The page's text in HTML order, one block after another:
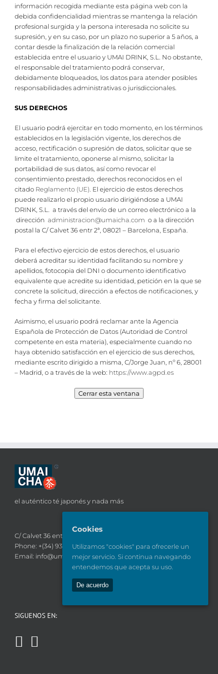
información recogida mediante esta página web con la
debida confidencialidad mientras se mantenga la relación
profesional surgida y la persona interesada no solicite su
supresión, y en su caso, por un plazo no superior a 5 años, a
contar desde la finalización de la relación comercial
establecida entre el usuario y UMAI DRINK, S.L. No obstante,
el responsable del tratamiento podrá conservar,
debidamente bloqueados, los datos para atender posibles
responsabilidades administrativas o jurisdiccionales.
SUS DERECHOS
El usuario podrá ejercitar en todo momento, en los términos
establecidos en la legislación vigente, los derechos de
acceso, rectificación o supresión de datos, solicitar que se
limite el tratamiento, oponerse al mismo, solicitar la
portabilidad de sus datos, así como revocar el
consentimiento prestado, derechos reconocidos en el
citado Reglamento (UE) . El ejercicio de estos derechos
puede realizarlo el propio usuario dirigiéndose a UMAI
DRINK, S.L. a través del envío de un correo electrónico a la
dirección administracion@umaicha.com o a la dirección
postal la C/ Calvet 36 entr 2ª, 08021 – Barcelona, España.
Para el efectivo ejercicio de estos derechos, el usuario
deberá acreditar su identidad facilitando su nombre y
apellidos, fotocopia del DNI o documento identificativo
equivalente que acredite su identidad, petición en la que se
concrete la solicitud, dirección a efectos de notificaciones, y
fecha y firma del solicitante.
Asimismo, el usuario podrá reclamar ante la Agencia
Española de Protección de Datos (Autoridad de Control
competente en esta materia), especialmente cuando no
haya obtenido satisfacción en el ejercicio de sus derechos,
mediante escrito dirigido a misma, C/Jorge Juan, nº 6, 28001
– Madrid, o a través de la web: https://www.agpd.es
el auténtico té japonés y nada más
C/ Calvet 36 entr 2ª, 08021 Barcelona
Phone: +(34) 93 782 18 41
Email: info@umaicha.com
SIGUENOS EN:
Cookies
Utilizamos "cookies" para ofrecerle un
mejor servicio. Si continua navegando
entendemos que acepta su uso.
De acuerdo